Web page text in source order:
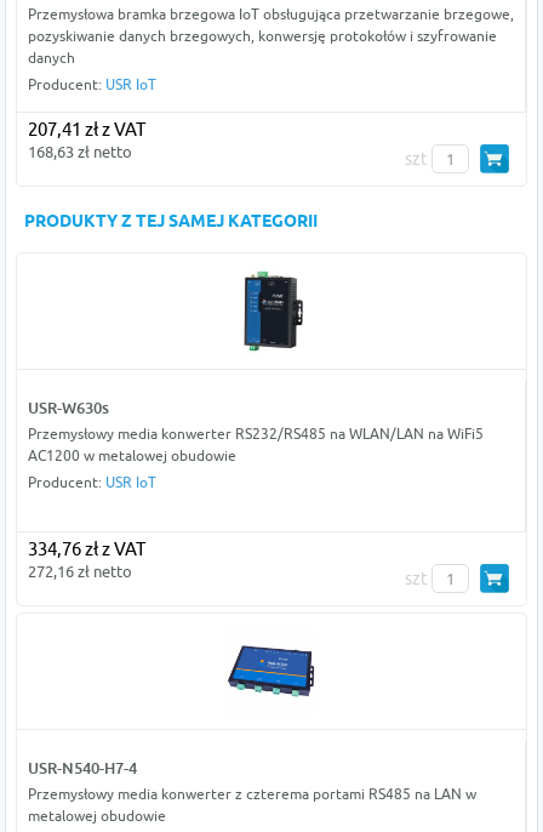
Przemysłowa bramka brzegowa IoT obsługująca przetwarzanie brzegowe,
pozyskiwanie danych brzegowych, konwersję protokołów i szyfrowanie
danych
Producent: USR IoT
207,41 zł z VAT
168,63 zł netto szt
PRODUKTY Z TEJ SAMEJ KATEGORII
USR-W630s
Przemysłowy media konwerter RS232/RS485 na WLAN/LAN na WiFi5
AC1200 w metalowej obudowie
Producent: USR IoT
334,76 zł z VAT
272,16 zł netto szt
USR-N540-H7-4
Przemysłowy media konwerter z czterema portami RS485 na LAN w
metalowej obudowie